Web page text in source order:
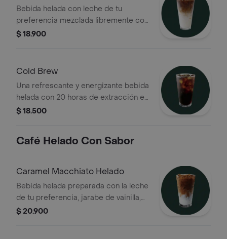
Bebida helada con leche de tu
preferencia mezclada libremente con
shots de espresso 100% colombiano,
acentuado
$ 18.900
Cold Brew
Una refrescante y energizante bebida
helada con 20 horas de extracción en
frío de su café 70% Colombia-Nariño
$ 18.500
Café Helado Con Sabor
Caramel Macchiato Helado
Bebida helada preparada con la leche
de tu preferencia, jarabe de vainilla,
marcada con espresso 100%
$ 20.900